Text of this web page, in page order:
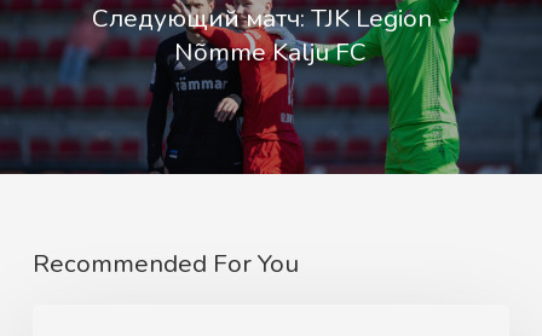
Следующий матч: TJK Legion -
Nõmme Kalju FC
Recommended For You